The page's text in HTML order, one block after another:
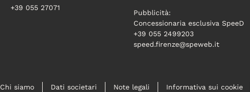
+39 055 27071
Pubblicità:
Concessionaria esclusiva SpeeD
+39 055 2499203
speed.firenze@speweb.it
Chi siamo Dati societari Note legali Informativa sui cookie